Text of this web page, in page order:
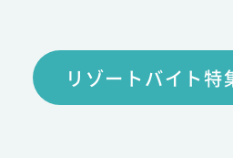
リゾートバイト特